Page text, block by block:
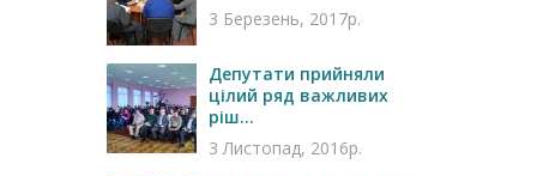
3 Березень, 2017р.
Депутати прийняли
цілий ряд важливих
ріш...
3 Листопад, 2016р.